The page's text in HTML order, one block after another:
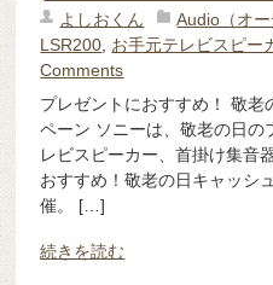
よしおくん Audio（オー
LSR200 お手元テレビスピー
Comments
プレゼントにおすすめ！ 敬老
ペーン ソニーは、敬老の日の
レビスピーカー、首掛け集音
おすすめ！敬老の日キャッシ
催。 […]
続きを読む